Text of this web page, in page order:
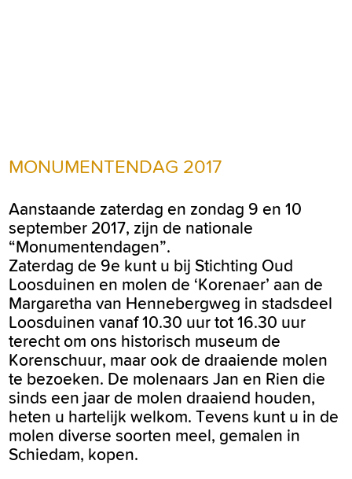
MONUMENTENDAG 2017
Aanstaande zaterdag en zondag 9 en 10
september 2017, zijn de nationale
“Monumentendagen”.
Zaterdag de 9e kunt u bij Stichting Oud
Loosduinen en molen de ‘Korenaer’ aan de
Margaretha van Hennebergweg in stadsdeel
Loosduinen vanaf 10.30 uur tot 16.30 uur
terecht om ons historisch museum de
Korenschuur, maar ook de draaiende molen
te bezoeken. De molenaars Jan en Rien die
sinds een jaar de molen draaiend houden,
heten u hartelijk welkom. Tevens kunt u in de
molen diverse soorten meel, gemalen in
Schiedam, kopen.